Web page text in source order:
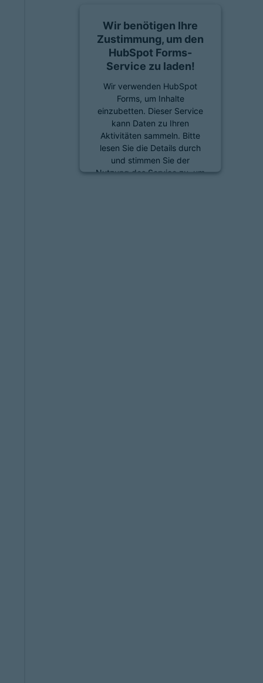
Wir benötigen Ihre
Zustimmung, um den
HubSpot Forms-
Service zu laden!
Wir verwenden HubSpot
Forms, um Inhalte
einzubetten. Dieser Service
kann Daten zu Ihren
Aktivitäten sammeln. Bitte
lesen Sie die Details durch
und stimmen Sie der
Nutzung des Service zu, um